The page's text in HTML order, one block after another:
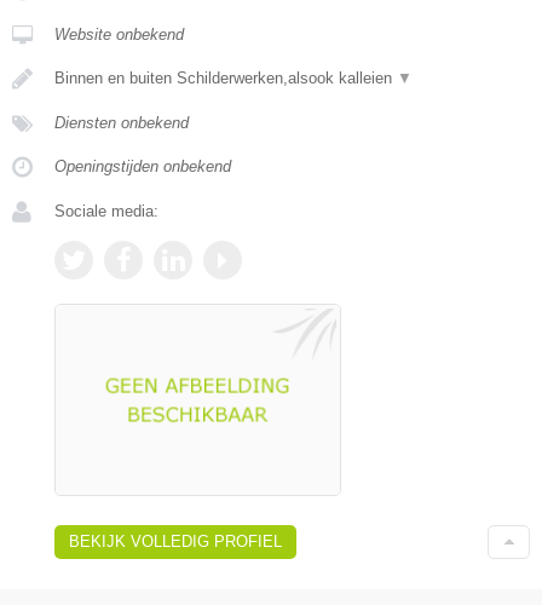
Website onbekend
Binnen en buiten Schilderwerken,alsook kalleien ▼
Diensten onbekend
Openingstijden onbekend
Sociale media:
BEKIJK VOLLEDIG PROFIEL